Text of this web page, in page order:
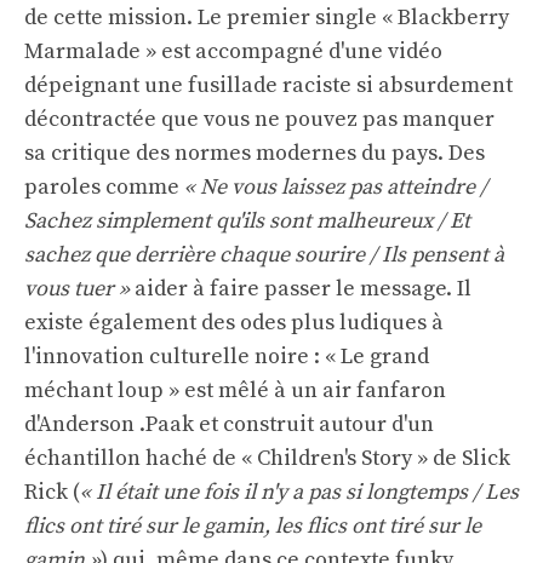
de cette mission. Le premier single « Blackberry
Marmalade » est accompagné d'une vidéo
dépeignant une fusillade raciste si absurdement
décontractée que vous ne pouvez pas manquer
sa critique des normes modernes du pays. Des
paroles comme « Ne vous laissez pas atteindre /
Sachez simplement qu'ils sont malheureux / Et
sachez que derrière chaque sourire / Ils pensent à
vous tuer »aider à faire passer le message. Il
existe également des odes plus ludiques à
l'innovation culturelle noire : « Le grand
méchant loup » est mêlé à un air fanfaron
d'Anderson .Paak et construit autour d'un
échantillon haché de « Children's Story » de Slick
Rick (« Il était une fois il n'y a pas si longtemps / Les
flics ont tiré sur le gamin, les flics ont tiré sur le